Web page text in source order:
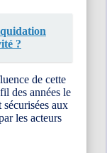
?
de cette
des années le
aux
les acteurs